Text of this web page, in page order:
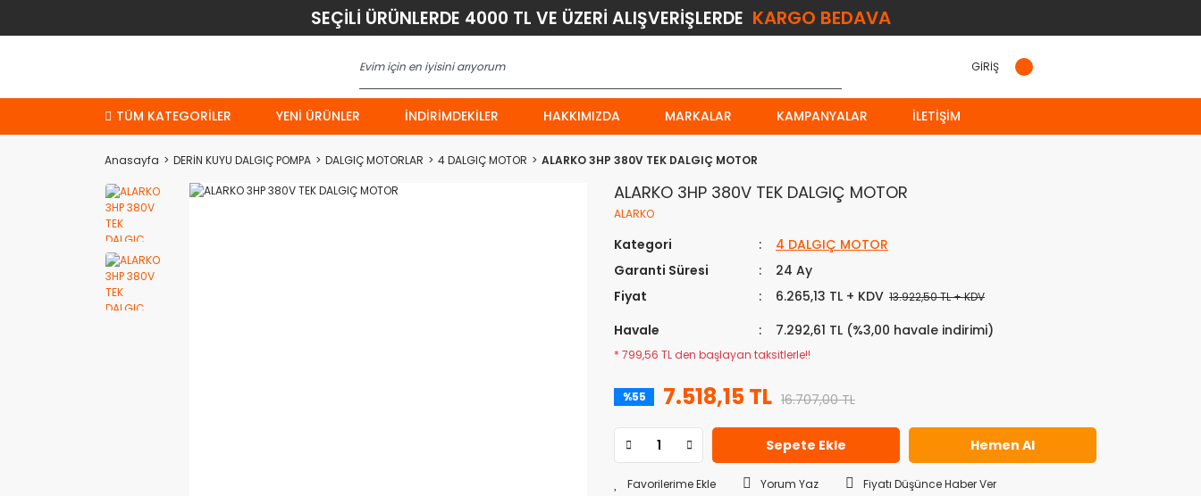
SEÇİLİ ÜRÜNLERDE 4000 TL VE ÜZERİ ALIŞVERİŞLERDE KARGO BEDAVA
GİRİŞ
TÜM KATEGORİLER YENI ÜRÜNLER İNDIRIMDEKILER HAKKIMIZDA MARKALAR KAMPANYALAR İLETIŞIM
Anasayfa DERİN KUYU DALGIÇ POMPA DALGIÇ MOTORLAR 4 DALGIÇ MOTOR ALARKO 3HP 380V TEK DALGIÇ MOTOR
ALARKO 3HP 380V TEK DALGIÇ MOTOR
ALARKO
Kategori
4 DALGIÇ MOTOR
Garanti Süresi
24 Ay
Fiyat
6.265,13 TL + KDV 13.922,50 TL + KDV
Havale 7.292,61 TL (%3,00 havale indirimi)
* 799,56 TL den başlayan taksitlerle!!
%55 7.518,15 TL 16.707,00 TL
Sepete Ekle Hemen Al
Yorum Yaz Fiyatı Düşünce Haber Ver